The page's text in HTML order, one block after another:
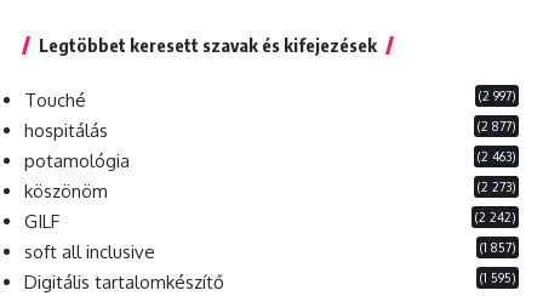
Legtöbbet keresett szavak és kifejezések
Touché (2 997)
hospitálás (2 877)
potamológia (2 463)
köszönöm (2 273)
GILF (2 242)
soft all inclusive (1 857)
Digitális tartalomkészítő (1 595)